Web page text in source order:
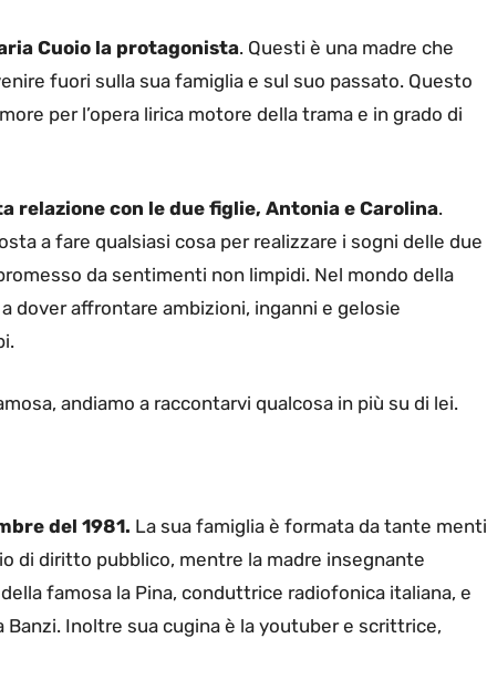
Cuoio la protagonista. Questi è una madre che
fuori sulla sua famiglia e sul suo passato. Questo
per l’opera lirica motore della trama e in grado di
relazione con le due figlie, Antonia e Carolina.
a fare qualsiasi cosa per realizzare i sogni delle due
da sentimenti non limpidi. Nel mondo della
dover affrontare ambizioni, inganni e gelosie
andiamo a raccontarvi qualcosa in più su di lei.
del 1981. La sua famiglia è formata da tante menti
di diritto pubblico, mentre la madre insegnante
famosa la Pina, conduttrice radiofonica italiana, e
Inoltre sua cugina è la youtuber e scrittrice,